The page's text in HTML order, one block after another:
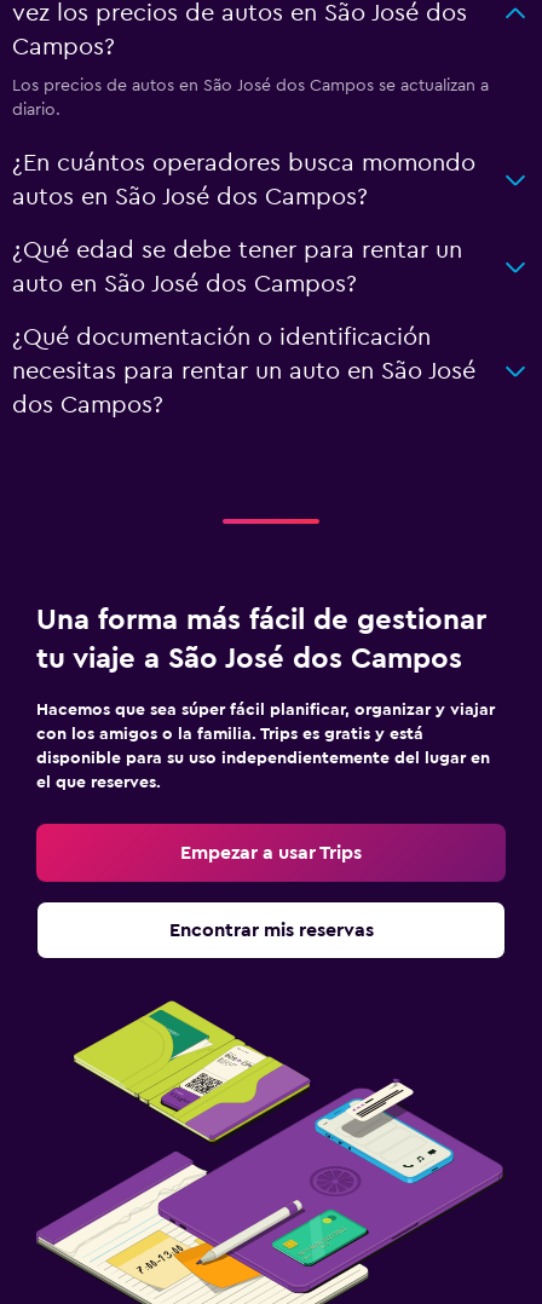
vez los precios de autos en São José dos
Campos?
Los precios de autos en São José dos Campos se actualizan a
diario.
¿En cuántos operadores busca momondo
autos en São José dos Campos?
¿Qué edad se debe tener para rentar un
auto en São José dos Campos?
¿Qué documentación o identificación
necesitas para rentar un auto en São José
dos Campos?
Una forma más fácil de gestionar
tu viaje a São José dos Campos
Hacemos que sea súper fácil planificar, organizar y viajar
con los amigos o la familia. Trips es gratis y está
disponible para su uso independientemente del lugar en
el que reserves.
Empezar a usar Trips
Encontrar mis reservas